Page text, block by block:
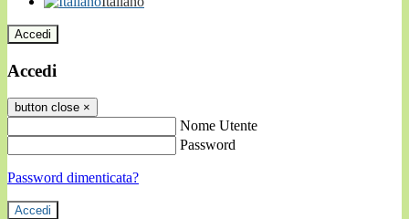
Accedi
Accedi
button close ×
Nome Utente
Password
Password dimenticata?